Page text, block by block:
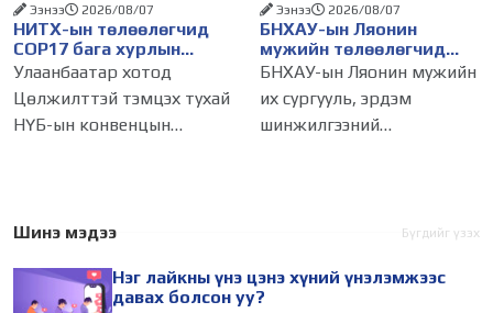
НИТХ-ын төлөөлөгчид
COP17 бага хурлын
бэлтгэл ажлын талаар
мэдээлэл сонслоо
Ээнээ 2026/08/07
Улаанбаатар хотод
Цөлжилттэй тэмцэх тухай
НҮБ-ын конвенцын
өдөр зохион
холбогдуулан Нийслэлийн
БНХАУ-ын Ляонин
мужийн төлөөлөгчид
НИТХ-ын үйл
танилцлаа
Ээнээ 2026/08/07
БНХАУ-ын Ляонин мужийн
их сургууль, эрдэм
шинжилгээний
төлөөлөгчид Монгол
айлчлалынхаа хүрээнд
Шинэ мэдээ Бүгдийг үзэх
Нэг лайкны үнэ цэнэ хүний үнэлэмжээс
давах болсон уу?